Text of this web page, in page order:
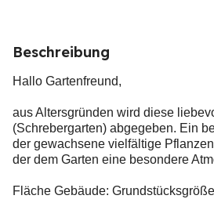
Beschreibung
Hallo Gartenfreund,
aus Altersgründen wird diese
(Schrebergarten) abgegeben. Ein
der gewachsene vielfältige
der dem Garten eine besondere
Fläche Gebäude: